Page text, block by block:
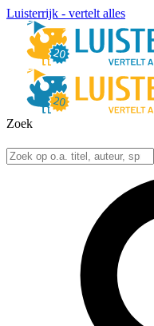
Luisterrijk - vertelt alles
Zoek